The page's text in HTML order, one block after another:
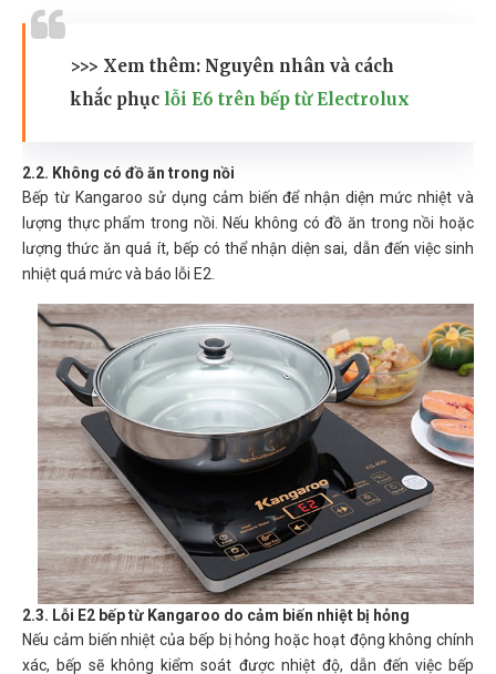
>>> Xem thêm: Nguyên nhân và cách
khắc phục lỗi E6 trên bếp từ Electrolux
2.2. Không có đồ ăn trong nồi
Bếp từ Kangaroo sử dụng cảm biến để nhận diện mức nhiệt và
lượng thực phẩm trong nồi. Nếu không có đồ ăn trong nồi hoặc
lượng thức ăn quá ít, bếp có thể nhận diện sai, dẫn đến việc sinh
nhiệt quá mức và báo lỗi E2.
2.3. Lỗi E2 bếp từ Kangaroo do cảm biến nhiệt bị hỏng
Nếu cảm biến nhiệt của bếp bị hỏng hoặc hoạt động không chính
xác, bếp sẽ không kiểm soát được nhiệt độ, dẫn đến việc bếp